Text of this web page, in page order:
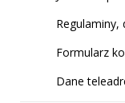
Regulaminy,
Formularz
Dane